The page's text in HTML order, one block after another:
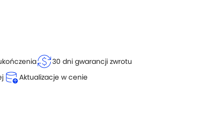
currency_exchange30 dni gwarancji zwrotu
database_uploadAktualizacje w cenie